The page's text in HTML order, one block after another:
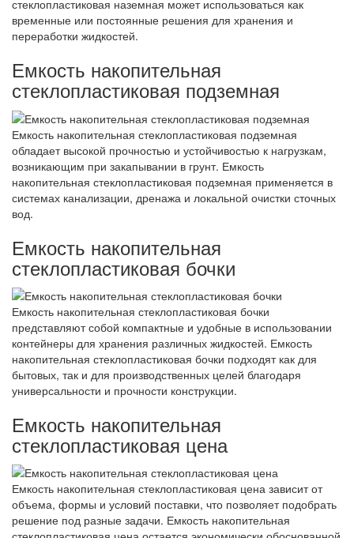
стеклопластиковая наземная может использоваться как
временные или постоянные решения для хранения и
переработки жидкостей.
Емкость накопительная
стеклопластиковая подземная
Емкость накопительная стеклопластиковая подземная
обладает высокой прочностью и устойчивостью к нагрузкам,
возникающим при закапывании в грунт. Емкость
накопительная стеклопластиковая подземная применяется в
системах канализации, дренажа и локальной очистки сточных
вод.
Емкость накопительная
стеклопластиковая бочки
Емкость накопительная стеклопластиковая бочки
представляют собой компактные и удобные в использовании
контейнеры для хранения различных жидкостей. Емкость
накопительная стеклопластиковая бочки подходят как для
бытовых, так и для производственных целей благодаря
универсальности и прочности конструкции.
Емкость накопительная
стеклопластиковая цена
Емкость накопительная стеклопластиковая цена зависит от
объема, формы и условий поставки, что позволяет подобрать
решение под разные задачи. Емкость накопительная